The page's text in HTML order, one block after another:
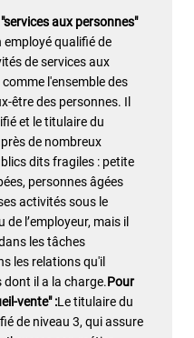
aux personnes"
qualifié de
de services aux
l'ensemble des
être des personnes. Il
et le titulaire du
de nombreux
dits fragiles : petite
personnes âgées
activités sous le
l’employeur, mais il
les tâches
les relations qu'il
il a la charge.Pour
vente" :Le titulaire du
de niveau 3, qui assure